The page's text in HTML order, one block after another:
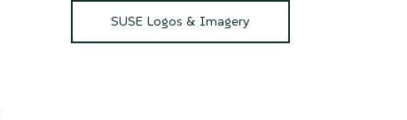
SUSE Logos & Imagery